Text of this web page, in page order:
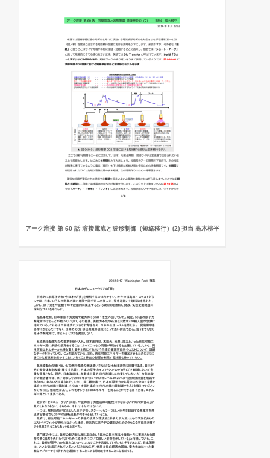
アーク溶接 第 60 話 溶接電流と波形制御（短絡移行）(2) 担当 高木柳平